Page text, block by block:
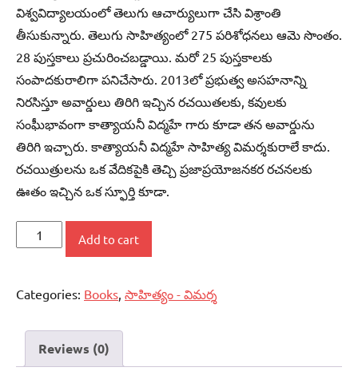
విశ్వవిద్యాలయంలో తెలుగు ఆచార్యులుగా చేసి విశ్రాంతి
తీసుకున్నారు. తెలుగు సాహిత్యంలో 275 పరిశోధనలు ఆమె సొంతం.
28 పుస్తకాలు ప్రచురించబడ్డాయి. మరో 25 పుస్తకాలకు
సంపాదకురాలిగా పనిచేసారు. 2013లో ప్రభుత్వ అసహనాన్ని
నిరసిస్తూ అవార్డులు తిరిగి ఇచ్చిన రచయితలకు, కవులకు
సంఘీభావంగా కాత్యాయనీ విద్మహే గారు కూడా తన అవార్డును
తిరిగి ఇచ్చారు. కాత్యాయనీ విద్మహే సాహిత్య విమర్శకురాలే కాదు.
రచయిత్రులను ఒక వేదికపైకి తెచ్చి ప్రజాప్రయోజనకర రచనలకు
ఊతం ఇచ్చిన ఒక స్ఫూర్తి కూడా.
రాజకీయ
quantity
Add to cart
Categories: Books, సాహిత్యం - విమర్శ
Reviews (0)